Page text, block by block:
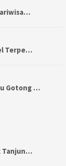
Terpe…
Gotong …
Tanjun…